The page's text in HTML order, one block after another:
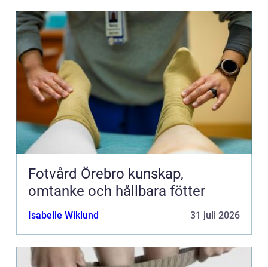
Fotvård Örebro kunskap,
omtanke och hållbara fötter
Isabelle Wiklund 31 juli 2026